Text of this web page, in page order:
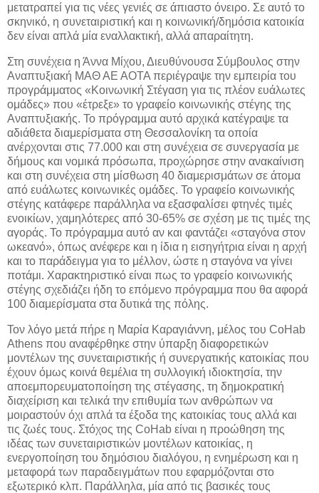
μετατραπεί για τις νέες γενιές σε άπιαστο όνειρο. Σε αυτό το
σκηνικό, η συνεταιριστική και η κοινωνική/δημόσια κατοικία
δεν είναι απλά μία εναλλακτική, αλλά απαραίτητη.
Στη συνέχεια η Άννα Μίχου, Διευθύνουσα Σύμβουλος στην
Αναπτυξιακή ΜΑΘ ΑΕ ΑΟΤΑ περιέγραψε την εμπειρία του
προγράμματος «Κοινωνική Στέγαση για τις πλέον ευάλωτες
ομάδες» που «έτρεξε» το γραφείο κοινωνικής στέγης της
Αναπτυξιακής. Το πρόγραμμα αυτό αρχικά κατέγραψε τα
αδιάθετα διαμερίσματα στη Θεσσαλονίκη τα οποία
ανέρχονται στις 77.000 και στη συνέχεια σε συνεργασία με
δήμους και νομικά πρόσωπα, προχώρησε στην ανακαίνιση
και στη συνέχεια στη μίσθωση 40 διαμερισμάτων σε άτομα
από ευάλωτες κοινωνικές ομάδες. Το γραφείο κοινωνικής
στέγης κατάφερε παράλληλα να εξασφαλίσει φτηνές τιμές
ενοικίων, χαμηλότερες από 30-65% σε σχέση με τις τιμές της
αγοράς. Το πρόγραμμα αυτό αν και φαντάζει «σταγόνα στον
ωκεανό», όπως ανέφερε και η ίδια η εισηγήτρια είναι η αρχή
και το παράδειγμα για το μέλλον, ώστε η σταγόνα να γίνει
ποτάμι. Χαρακτηριστικό είναι πως το γραφείο κοινωνικής
στέγης σχεδιάζει ήδη το επόμενο πρόγραμμα που θα αφορά
100 διαμερίσματα στα δυτικά της πόλης.
Τον λόγο μετά πήρε η Μαρία Καραγιάννη, μέλος του CoHab
Athens που αναφέρθηκε στην ύπαρξη διαφορετικών
μοντέλων της συνεταιριστικής ή συνεργατικής κατοικίας που
έχουν όμως κοινά θεμέλια τη συλλογική ιδιοκτησία, την
αποεμπορευματοποίηση της στέγασης, τη δημοκρατική
διαχείριση και τελικά την επιθυμία των ανθρώπων να
μοιραστούν όχι απλά τα έξοδα της κατοικίας τους αλλά και
τις ζωές τους. Στόχος της CoHab είναι η προώθηση της
ιδέας των συνεταιριστικών μοντέλων κατοικίας, η
ενεργοποίηση του δημόσιου διαλόγου, η ενημέρωση και η
μεταφορά των παραδειγμάτων που εφαρμόζονται στο
εξωτερικό κλπ. Παράλληλα, μία από τις βασικές τους